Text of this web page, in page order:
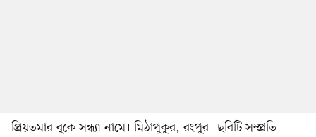
প্রিয়তমার বুকে সন্ধ্যা নামে। মিঠাপুকুর, রংপুর। ছবিটি সম্প্রতি